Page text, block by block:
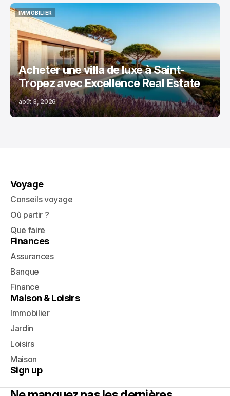
IMMOBILIER
IMMOBILIER
Acheter une villa de luxe à Saint-
Tropez avec Excellence Real Estate
août 3, 2026
Voyage
Conseils voyage
Où partir ?
Que faire
Finances
Assurances
Banque
Finance
Maison & Loisirs
Immobilier
Jardin
Loisirs
Maison
Sign up